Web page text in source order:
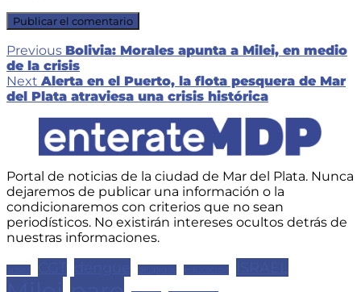
Navegación
de
entradas
Previous Previous
post:
Bolivia: Morales apunta a Milei, en medio
de la crisis
Next Next
post:
Alerta en el Puerto, la flota pesquera de Mar
del Plata atraviesa una crisis histórica
Portal de noticias de la ciudad de Mar del Plata. Nunca
dejaremos de publicar una información o la
condicionaremos con criterios que no sean
periodísticos. No existirán intereses ocultos detrás de
nuestras informaciones.